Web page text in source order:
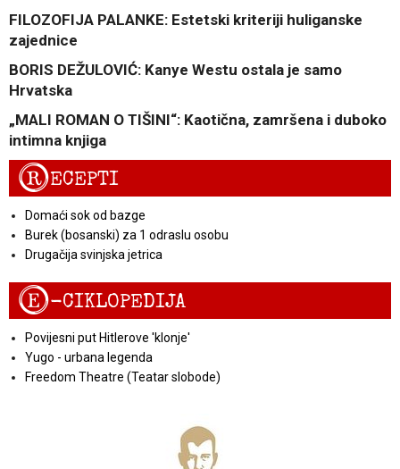
FILOZOFIJA PALANKE: Estetski kriteriji huliganske
zajednice
BORIS DEŽULOVIĆ: Kanye Westu ostala je samo
Hrvatska
„MALI ROMAN O TIŠINI“: Kaotična, zamršena i duboko
intimna knjiga
RECEPTI
Domaći sok od bazge
Burek (bosanski) za 1 odraslu osobu
Drugačija svinjska jetrica
E-CIKLOPEDIJA
Povijesni put Hitlerove 'klonje'
Yugo - urbana legenda
Freedom Theatre (Teatar slobode)